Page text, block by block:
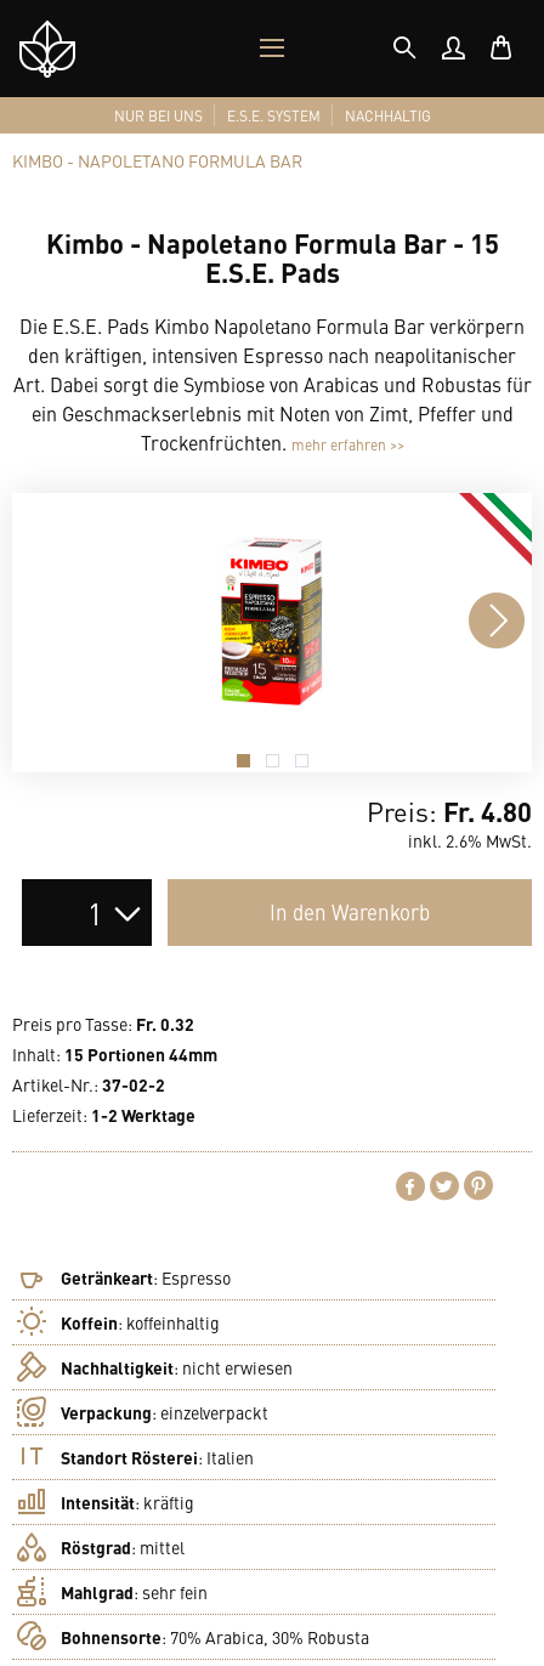
Shop
Logo
MOBILES
MENÜ
NUR BEI UNS E.S.E. SYSTEM NACHHALTIG
KIMBO - NAPOLETANO FORMULA BAR
Kimbo - Napoletano Formula Bar - 15
E.S.E. Pads
Die E.S.E. Pads Kimbo Napoletano Formula Bar verkörpern
den kräftigen, intensiven Espresso nach neapolitanischer
Art. Dabei sorgt die Symbiose von Arabicas und Robustas für
ein Geschmackserlebnis mit Noten von Zimt, Pfeffer und
Trockenfrüchten. mehr erfahren >>
. . .
Preis: Fr. 4.80
inkl. 2.6% MwSt.
In den Warenkorb
Preis pro Tasse: Fr. 0.32
Inhalt: 15 Portionen 44mm
Artikel-Nr.: 37-02-2
Lieferzeit: 1-2 Werktage
Getränkeart: Espresso
Koffein: koffeinhaltig
Nachhaltigkeit: nicht erwiesen
Verpackung: einzelverpackt
Standort Rösterei: Italien
Intensität: kräftig
Röstgrad: mittel
Mahlgrad: sehr fein
Bohnensorte: 70% Arabica, 30% Robusta